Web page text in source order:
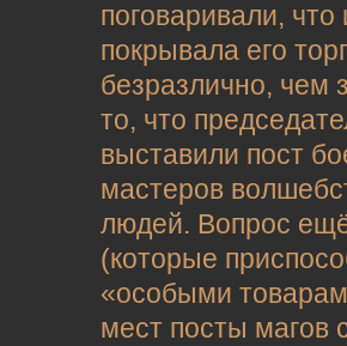
поговаривали,
покрывала его
безразлично, чем
то, что
выставили пост
мастеров
людей. Вопрос
(которые
«особыми
мест посты магов